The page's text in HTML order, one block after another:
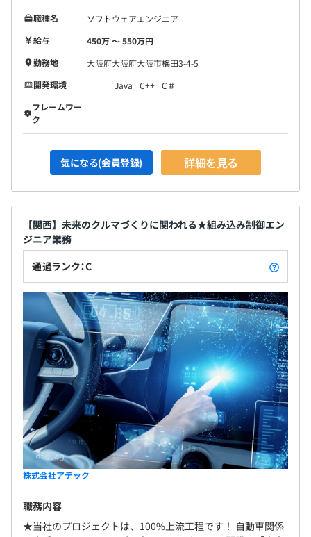
職種名
ソフトウェアエンジニア
給与
450万 〜 550万円
勤務地
大阪府大阪府大阪市梅田3-4-5
開発環境
Java C++ C＃
フレームワー
ク
気になる(会員登録) 詳細を見る
【関西】未来のクルマづくりに関われる★組み込み制御エン
ジニア業務
通過ランク：C
株式会社アテック
職務内容
★当社のプロジェクトは、100%上流工程です！ 自動車関係